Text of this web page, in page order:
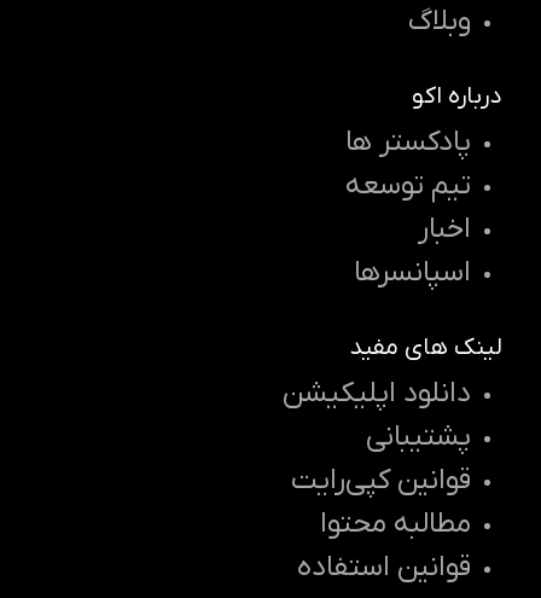
وبلاگ
درباره اکو
پادکستر ها
تیم توسعه
اخبار
اسپانسرها
لینک های مفید
دانلود اپلیکیشن
پشتیبانی
قوانین کپی‌رایت
مطالبه محتوا
قوانین استفاده